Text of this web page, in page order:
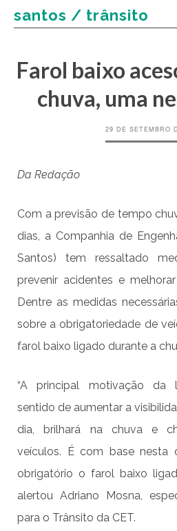
santos / trânsito
Farol baixo
chuva, uma
29 DE SETEMBRO
Da Redação
Com a previsão de tempo
dias, a Companhia de
Santos) tem ressaltado
prevenir acidentes e
Dentre as medidas
sobre a obrigatoriedade de
farol baixo ligado durante a
“A principal motivação da
sentido de aumentar a
dia, brilhará na chuva e
veículos. É com base nesta
obrigatório o farol baixo
alertou Adriano Mosna,
para o Trânsito da CET.